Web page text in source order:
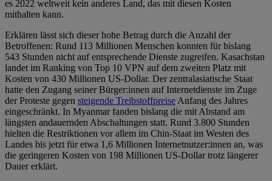
es 2022 weltweit kein anderes Land, das mit diesen Kosten
mithalten kann.
Erklären lässt sich dieser hohe Betrag durch die Anzahl der
Betroffenen: Rund 113 Millionen Menschen konnten für bislang
543 Stunden nicht auf entsprechende Dienste zugreifen. Kasachstan
landet im Ranking von Top 10 VPN auf dem zweiten Platz mit
Kosten von 430 Millionen US-Dollar. Der zentralasiatische Staat
hatte den Zugang seiner Bürger:innen auf Internetdienste im Zuge
der Proteste gegen steigende TreibstoffpreiseAnfang des Jahres
eingeschränkt. In Myanmar fanden bislang die mit Abstand am
längsten andauernden Abschaltungen statt. Rund 3.800 Stunden
hielten die Restriktionen vor allem im Chin-Staat im Westen des
Landes bis jetzt für etwa 1,6 Millionen Internetnutzer:innen an, was
die geringeren Kosten von 198 Millionen US-Dollar trotz längerer
Dauer erklärt.